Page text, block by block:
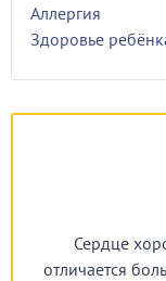
Аллергия
Здоровье
Сердце
отличается